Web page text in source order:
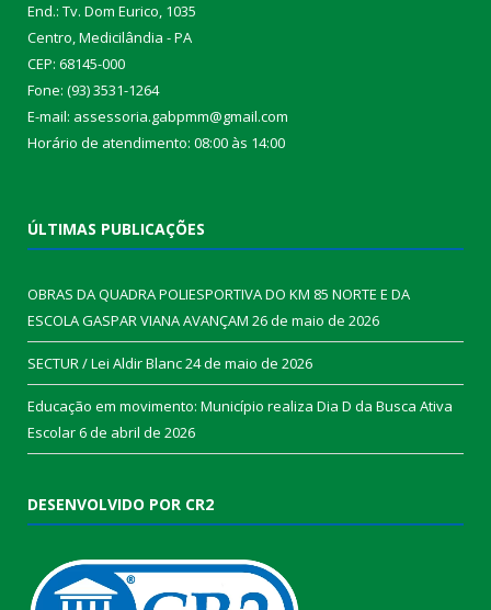
End.: Tv. Dom Eurico, 1035
Centro, Medicilândia - PA
CEP: 68145-000
Fone: (93) 3531-1264
E-mail: assessoria.gabpmm@gmail.com
Horário de atendimento: 08:00 às 14:00
ÚLTIMAS PUBLICAÇÕES
OBRAS DA QUADRA POLIESPORTIVA DO KM 85 NORTE E DA
ESCOLA GASPAR VIANA AVANÇAM 26 de maio de 2026
SECTUR / Lei Aldir Blanc24 de maio de 2026
Educação em movimento: Município realiza Dia D da Busca Ativa
Escolar6 de abril de 2026
DESENVOLVIDO POR CR2